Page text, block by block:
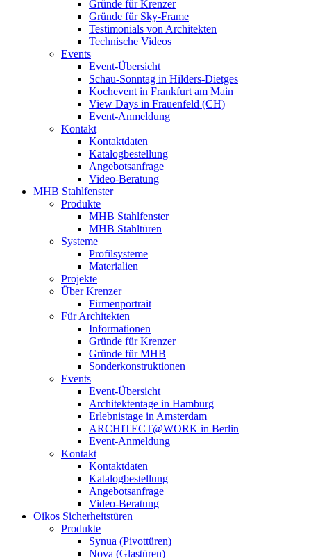
Gründe für Krenzer
Gründe für Sky-Frame
Testimonials von Architekten
Technische Videos
Events
Event-Übersicht
Schau-Sonntag in Hilders-Dietges
Kochevent in Frankfurt am Main
View Days in Frauenfeld (CH)
Event-Anmeldung
Kontakt
Kontaktdaten
Katalogbestellung
Angebotsanfrage
Video-Beratung
MHB Stahlfenster
Produkte
MHB Stahlfenster
MHB Stahltüren
Systeme
Profilsysteme
Materialien
Projekte
Über Krenzer
Firmenportrait
Für Architekten
Informationen
Gründe für Krenzer
Gründe für MHB
Sonderkonstruktionen
Events
Event-Übersicht
Architektentage in Hamburg
Erlebnistage in Amsterdam
ARCHITECT@WORK in Berlin
Event-Anmeldung
Kontakt
Kontaktdaten
Katalogbestellung
Angebotsanfrage
Video-Beratung
Oikos Sicherheitstüren
Produkte
Synua (Pivottüren)
Nova (Glastüren)